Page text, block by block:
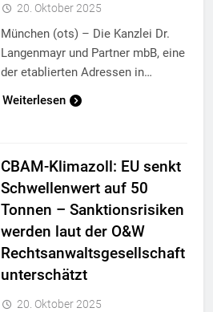
20. Oktober 2025
München (ots) – Die Kanzlei Dr.
Langenmayr und Partner mbB, eine
der etablierten Adressen in…
Weiterlesen
CBAM-Klimazoll: EU senkt
Schwellenwert auf 50
Tonnen – Sanktionsrisiken
werden laut der O&W
Rechtsanwaltsgesellschaft
unterschätzt
20. Oktober 2025